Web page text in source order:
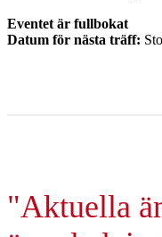
Eventet är fullbokat
Datum för nästa träff:
"Aktuella